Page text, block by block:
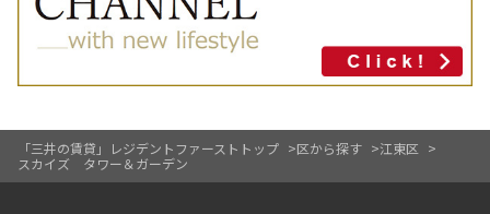
「三井の賃貸」レジデントファーストトップ 区から探す
江東区
スカイズ タワー＆ガーデン